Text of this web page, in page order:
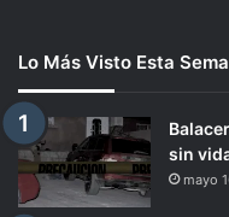
Lo Más Visto Esta
sin
mayo